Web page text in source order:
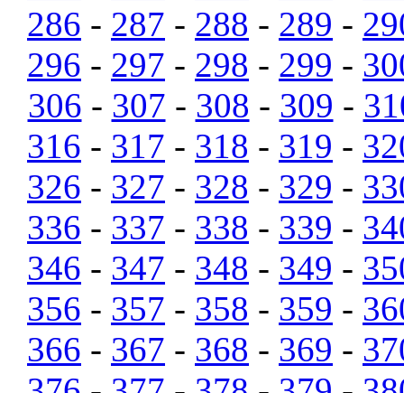
286 - 287 - 288 - 289 -
296 - 297 - 298 - 299 -
306 - 307 - 308 - 309 -
316 - 317 - 318 - 319 -
326 - 327 - 328 - 329 -
336 - 337 - 338 - 339 -
346 - 347 - 348 - 349 -
356 - 357 - 358 - 359 -
366 - 367 - 368 - 369 -